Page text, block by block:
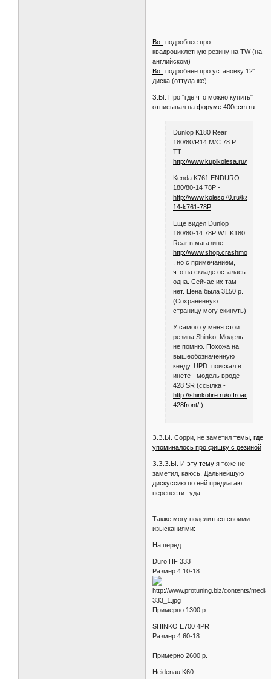
квадроциклетную резину на TW (на
английском)
диска (оттуда же)
З.Ы. Про "где что можно купить"
отписывал на
Dunlop K180 Rear
180/80/R14 M/C 78 P
TT -
http://www.kupikolesa.ru/
Kenda K761 ENDURO
180/80-14 78P -
http://www.koleso70.ru/katalog/
14-k761-78P
Еще видел Dunlop
180/80-14 78P WT K180
Rear в магазине
http://www.shop.crashmoto.ru/
, но с примечанием,
одна. Сейчас их там
нет. Цена была 3150 р.
(Сохраненную
страницу могу скинуть)
У самого у меня стоит
резина Shinko. Модель
не помню. Похожа на
вышеобозначенную
428 SR (ссылка -
http://shinkotire.ru/offroad/
З.З.Ы. Сорри, не заметилтемы, где
упоминалось про фишку с резиной
заметил, каюсь. Дальнейшую
дискуссию по ней предлагаю
перенести туда.
Также могу поделиться своими
изысканиями:
На перед:
Duro HF 333
Примерно 1300 р.
SHINKO E700 4PR